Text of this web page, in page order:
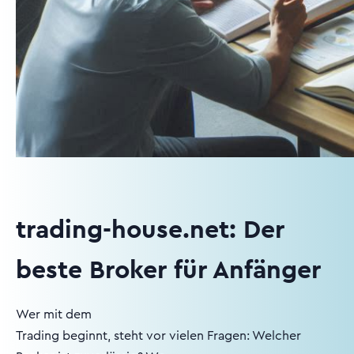
trading-house.net: Der
beste Broker für Anfänger
Wer mit dem
Trading beginnt, steht vor vielen Fragen: Welcher